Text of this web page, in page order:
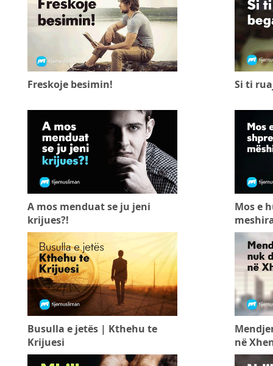
Freskoje besimin! Si ti
A mos menduat se ju jeni
krijues?!
Mos e
Busulla e jetës | Kthehu te
Krijuesi
në